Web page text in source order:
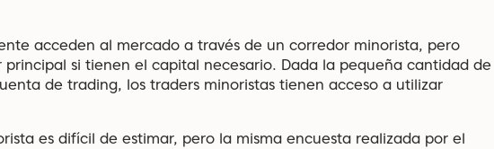
acceden al mercado a través de un corredor minorista, pero
si tienen el capital necesario. Dada la pequeña cantidad de
de trading, los traders minoristas tienen acceso a utilizar
es difícil de estimar, pero la misma encuesta realizada por el